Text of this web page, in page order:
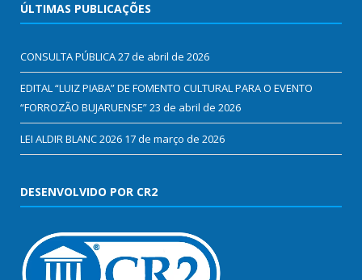
ÚLTIMAS PUBLICAÇÕES
CONSULTA PÚBLICA27 de abril de 2026
EDITAL “LUIZ PIABA” DE FOMENTO CULTURAL PARA O EVENTO
“FORROZÃO BUJARUENSE”23 de abril de 2026
LEI ALDIR BLANC 2026 17 de março de 2026
DESENVOLVIDO POR CR2